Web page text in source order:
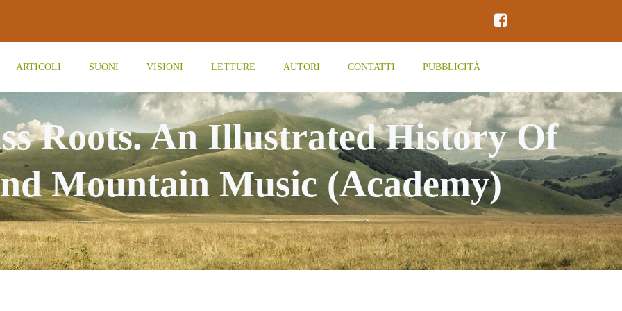
ARTICOLI SUONI VISIONI LETTURE AUTORI CONTATTI PUBBLICITÀ
Roots. An Illustrated History Of
Mountain Music (Academy)